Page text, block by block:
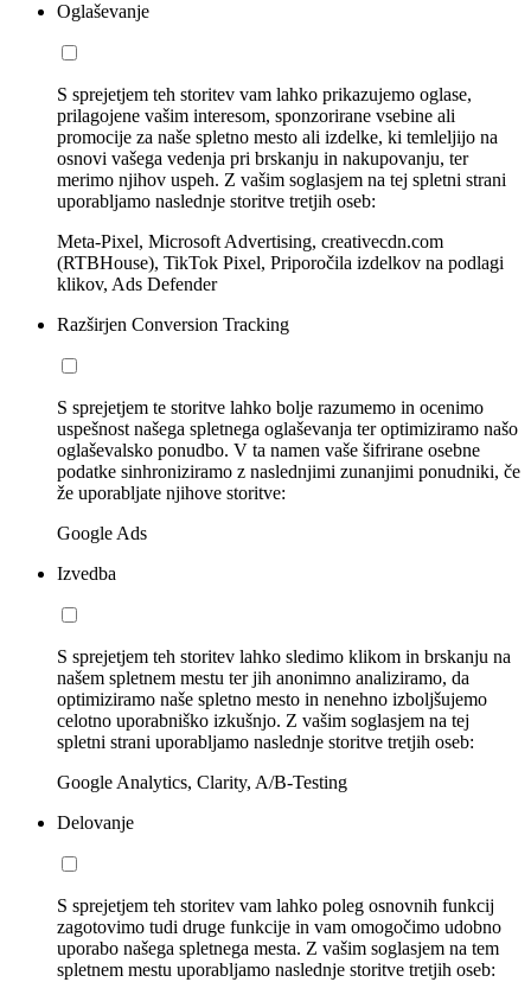
Oglaševanje
S sprejetjem teh storitev vam lahko prikazujemo oglase,
prilagojene vašim interesom, sponzorirane vsebine ali
promocije za naše spletno mesto ali izdelke, ki temleljijo na
osnovi vašega vedenja pri brskanju in nakupovanju, ter
merimo njihov uspeh. Z vašim soglasjem na tej spletni strani
uporabljamo naslednje storitve tretjih oseb:
Meta-Pixel, Microsoft Advertising, creativecdn.com
(RTBHouse), TikTok Pixel, Priporočila izdelkov na podlagi
klikov, Ads Defender
Razširjen Conversion Tracking
S sprejetjem te storitve lahko bolje razumemo in ocenimo
uspešnost našega spletnega oglaševanja ter optimiziramo našo
oglaševalsko ponudbo. V ta namen vaše šifrirane osebne
podatke sinhroniziramo z naslednjimi zunanjimi ponudniki, če
že uporabljate njihove storitve:
Google Ads
Izvedba
S sprejetjem teh storitev lahko sledimo klikom in brskanju na
našem spletnem mestu ter jih anonimno analiziramo, da
optimiziramo naše spletno mesto in nenehno izboljšujemo
celotno uporabniško izkušnjo. Z vašim soglasjem na tej
spletni strani uporabljamo naslednje storitve tretjih oseb:
Google Analytics, Clarity, A/B-Testing
Delovanje
S sprejetjem teh storitev vam lahko poleg osnovnih funkcij
zagotovimo tudi druge funkcije in vam omogočimo udobno
uporabo našega spletnega mesta. Z vašim soglasjem na tem
spletnem mestu uporabljamo naslednje storitve tretjih oseb: